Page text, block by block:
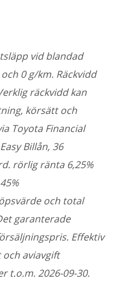
vid blandad
0 g/km. Räckvidd
räckvidd kan
körsätt och
Toyota Financial
Billån, 36
rörlig ränta 6,25%
och total
garanterade
Effektiv
och aviavgift
t.o.m. 2026-09-30.